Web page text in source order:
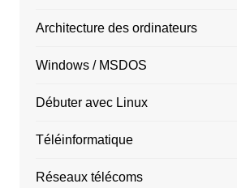
Architecture des ordinateurs
Windows / MSDOS
Débuter avec Linux
Téléinformatique
Réseaux télécoms